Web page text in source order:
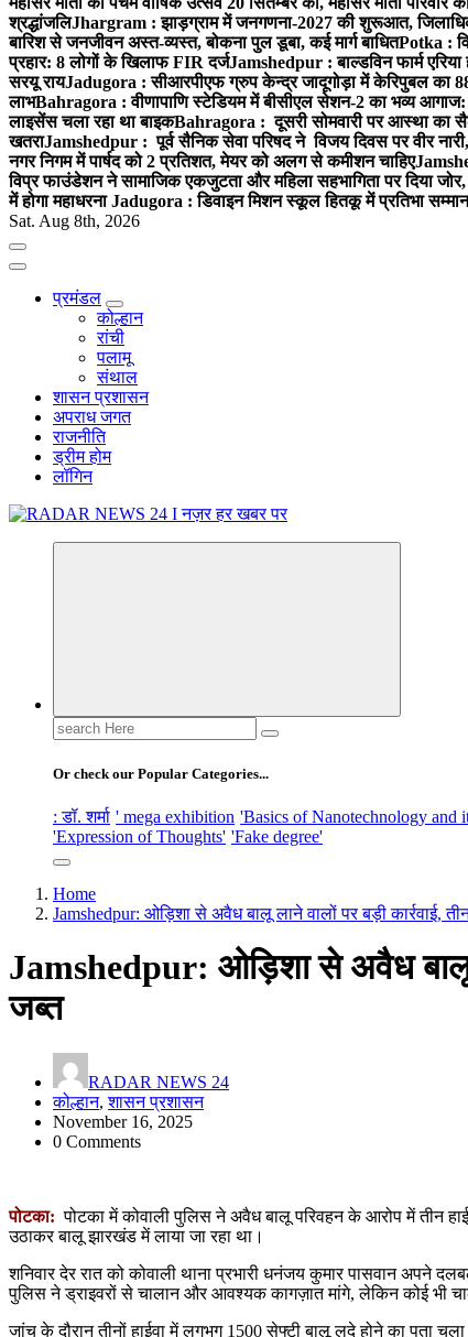
श्रद्धांजलिJhargram : झाड़ग्राम में जनगणना-2027 की शुरूआत,
बारिश से जनजीवन अस्त-व्यस्त, बोकना पुल डूबा, कई मार्ग बाधितPotka :
प्रहार: 8 लोगों के खिलाफ FIR दर्जJamshedpur : बाल्डविन फार्म
सरयू रायJadugora : सीआरपीएफ ग्रुप केन्द्र जादूगोड़ा में केरिपुबल का
लाभBahragora : वीणापाणि स्टेडियम में बीसीएल सेशन-2 का भव्य
लाइसेंस चला रहा था बाइकBahragora : दूसरी सोमवारी पर आस्था का
खतराJamshedpur : पूर्व सैनिक सेवा परिषद ने विजय दिवस पर वीर
नगर निगम में पार्षद को 2 प्रतिशत, मेयर को अलग से कमीशन चाहिए
विप्र फाउंडेशन ने सामाजिक एकजुटता और महिला सहभागिता पर दिया जोर,
में होगा महाधरनाJadugora : डिवाइन मिशन स्कूल हितकू में प्रतिभा
Sat. Aug 8th, 2026
प्रमंडल
कोल्हान
रांची
पलामू
संथाल
शासन प्रशासन
अपराध जगत
राजनीति
ड्रीम होम
लॉगिन
Search
for:
Or check our Popular Categories...
: डॉ. शर्मा ' mega exhibition 'Basics of Nanotechnology and
'Expression of Thoughts' 'Fake degree'
Home
Jamshedpur: ओड़िशा से अवैध बालू लाने वालों पर बड़ी कार्रवाई,
Jamshedpur: ओड़िशा से अवैध बालू
जब्त
RADAR NEWS 24
कोल्हान,शासन प्रशासन
November 16, 2025
0 Comments
पोटका: पोटका में कोवाली पुलिस ने अवैध बालू परिवहन के आरोप में तीन
उठाकर बालू झारखंड में लाया जा रहा था।
शनिवार देर रात को कोवाली थाना प्रभारी धनंजय कुमार पासवान अपने
पुलिस ने ड्राइवरों से चालान और आवश्यक कागज़ात मांगे, लेकिन कोई भी
जांच के दौरान तीनों हाईवा में लगभग 1500 सेफ्टी बालू लदे होने का पता